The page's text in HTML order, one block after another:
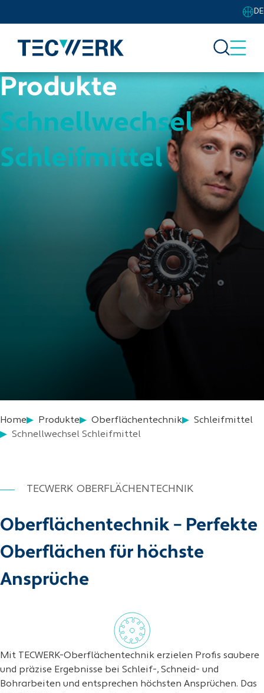
DE
Produkte
Schnellwechsel
Schleifmittel
Home Produkte Oberflächentechnik
Schleifmittel
Schnellwechsel Schleifmittel
Oberflächentechnik – Perfekte
Oberflächen für höchste
Ansprüche
TECWERK OBERFLÄCHENTECHNIK
Mit TECWERK-Oberflächentechnik erzielen Profis saubere
und präzise Ergebnisse bei Schleif-, Schneid- und
Bohrarbeiten und entsprechen höchsten Ansprüchen. Das